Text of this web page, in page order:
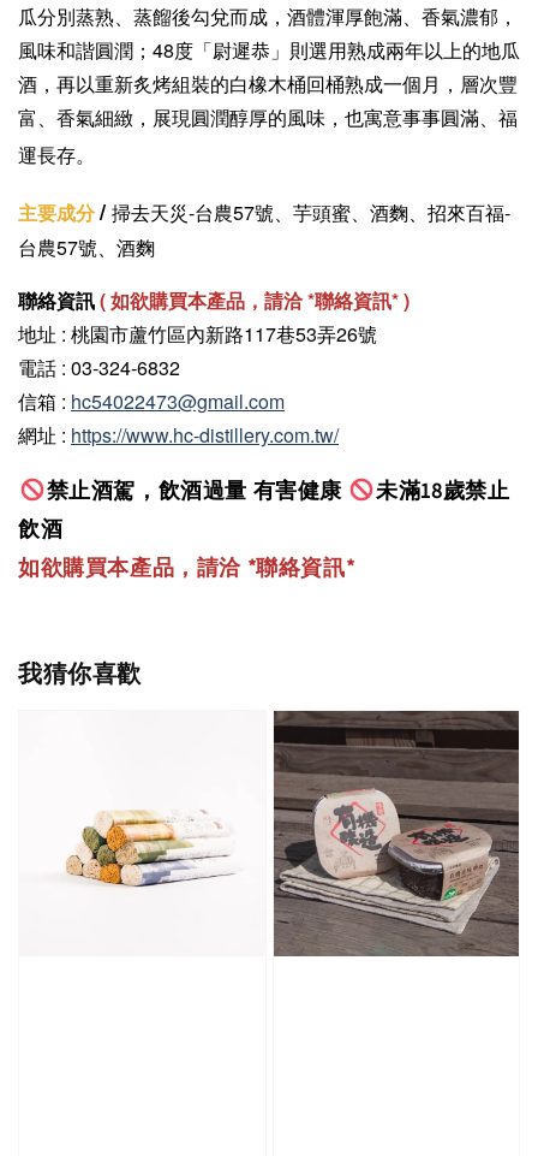
瓜分別蒸熟、蒸餾後勾兌而成，酒體渾厚飽滿、香氣濃郁，
風味和諧圓潤；48度「尉遲恭」則選用熟成兩年以上的地瓜
酒，再以重新炙烤組裝的白橡木桶回桶熟成一個月，層次豐
富、香氣細緻，展現圓潤醇厚的風味，也寓意事事圓滿、福
運長存。
主要成分/掃去天災-台農57號、芋頭蜜、酒麴、 招來百福-
台農57號、酒麴
聯絡資訊(如欲購買本產品，請洽 *聯絡資訊* )
地址 : 桃園市蘆竹區內新路117巷53弄26號
電話 : 03-324-6832
信箱 : hc54022473@gmail.com
網址 : https://www.hc-distillery.com.tw/
禁止酒駕，飲酒過量 有害健康
未滿18歲禁止
飲酒
如欲購買本產品，請洽 *聯絡資訊*
我猜你喜歡